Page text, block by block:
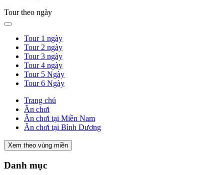
Tour theo ngày
Tour 1 ngày
Tour 2 ngày
Tour 3 ngày
Tour 4 ngày
Tour 5 Ngày
Tour 6 Ngày
Trang chủ
Ăn chơi
Ăn chơi tại Miền Nam
Ăn chơi tại Bình Dương
Xem theo vùng miền
Danh mục